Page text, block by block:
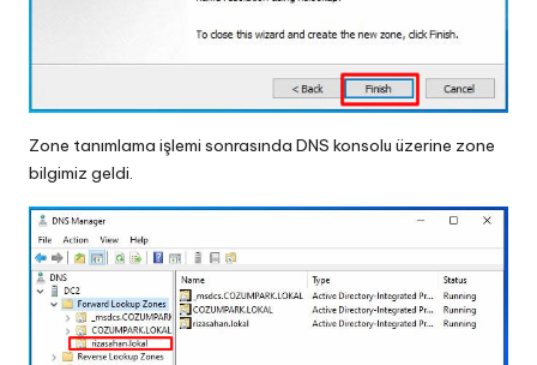
Zone tanımlama işlemi sonrasında DNS konsolu üzerine zone
bilgimiz geldi.